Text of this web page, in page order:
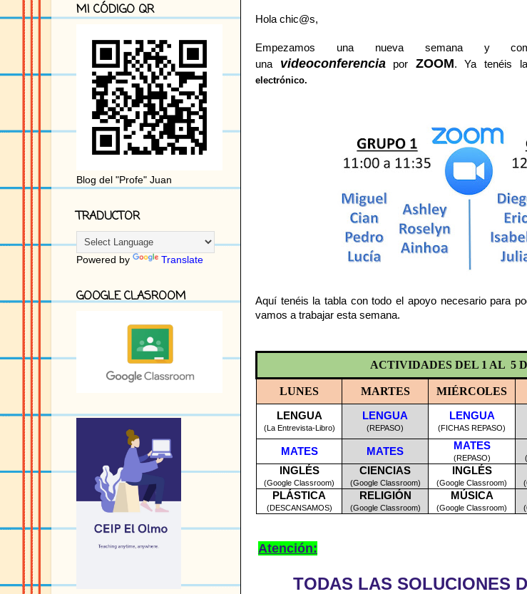
Hola chic@s,
Empezamos una nueva semana y
una videoconferenciapor ZOOM. Ya tenéis
electrónico.
Aquí tenéis la tabla con todo el apoyo necesario para
vamos a trabajar esta semana.
ACTIVIDADES DEL 1 AL 5
LUNES MARTES MIÉRCOLES
LENGUA
(La Entrevista-Libro)
LENGUA
(REPASO)
LENGUA
(FICHAS REPASO)
MATES MATES MATES
(REPASO)
INGLÉS
(Google Classroom)
CIENCIAS
(Google Classroom)
INGLÉS
(Google Classroom)
PLÁSTICA
(DESCANSAMOS)
RELIGIÓN
(Google Classroom)
MÚSICA
(Google Classroom)
Atención:
TODAS LAS SOLUCIONES
MI CÓDIGO QR
Blog del "Profe" Juan
TRADUCTOR
Powered by Translate
GOOGLE CLASROOM